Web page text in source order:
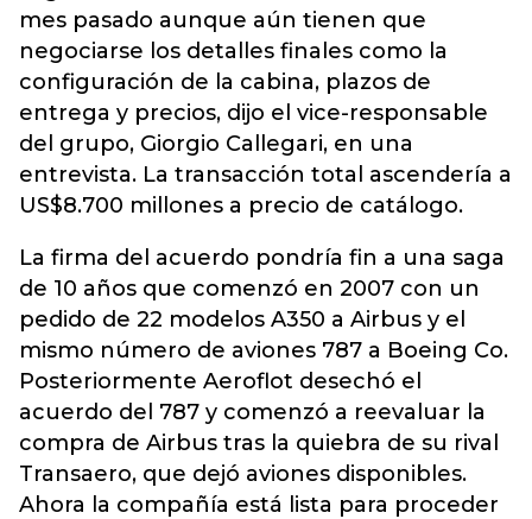
mes pasado aunque aún tienen que
negociarse los detalles finales como la
configuración de la cabina, plazos de
entrega y precios, dijo el vice-responsable
del grupo, Giorgio Callegari, en una
entrevista. La transacción total ascendería a
US$8.700 millones a precio de catálogo.
La firma del acuerdo pondría fin a una saga
de 10 años que comenzó en 2007 con un
pedido de 22 modelos A350 a Airbus y el
mismo número de aviones 787 a Boeing Co.
Posteriormente Aeroflot desechó el
acuerdo del 787 y comenzó a reevaluar la
compra de Airbus tras la quiebra de su rival
Transaero, que dejó aviones disponibles.
Ahora la compañía está lista para proceder